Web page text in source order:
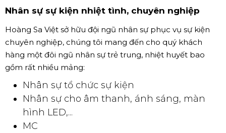
Nhân sự sự kiện nhiệt tình, chuyên nghiệp
Hoàng Sa Việt sở hữu đội ngũ nhân sự phục vụ sự kiện
chuyên nghiệp, chúng tôi mang đến cho quý khách
hàng một đôi ngũ nhân sự trẻ trung, nhiệt huyết bao
gồm rất nhiều mảng:
Nhân sự tổ chức sự kiện
Nhân sự cho âm thanh, ánh sáng, màn
hình LED,...
MC